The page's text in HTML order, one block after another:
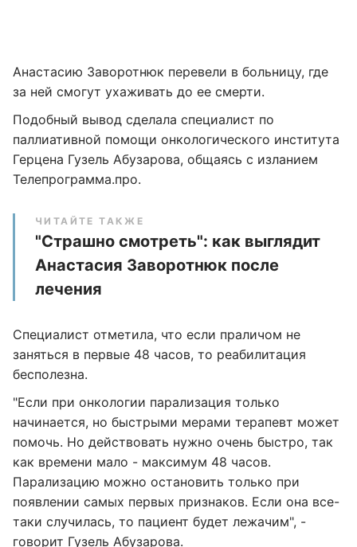
Анастасию Заворотнюк перевели в больницу, где
за ней смогут ухаживать до ее смерти.
Подобный вывод сделала специалист по
паллиативной помощи онкологического института
Герцена Гузель Абузарова, общаясь с изланием
Телепрограмма.про.
ЧИТАЙТЕ ТАКЖЕ
"Страшно смотреть": как выглядит
Анастасия Заворотнюк после
лечения
Специалист отметила, что если праличом не
заняться в первые 48 часов, то реабилитация
бесполезна.
"Если при онкологии парализация только
начинается, но быстрыми мерами терапевт может
помочь. Но действовать нужно очень быстро, так
как времени мало - максимум 48 часов.
Парализацию можно остановить только при
появлении самых первых признаков. Если она все-
таки случилась, то пациент будет лежачим", -
говорит Гузель Абузарова.